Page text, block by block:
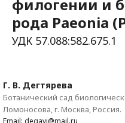
филогении и
рода Paeonia
УДК 57.088:582.675.1
Г. В. Дегтярева
Ботанический сад
Ломоносова, г. Москва, Россия.
Email: degavi@mail.ru